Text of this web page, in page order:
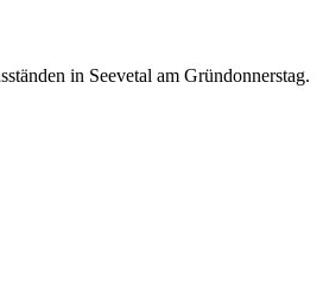
in Seevetal am Gründonnerstag.